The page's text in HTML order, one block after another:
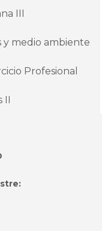
III
y medio ambiente
Profesional
II